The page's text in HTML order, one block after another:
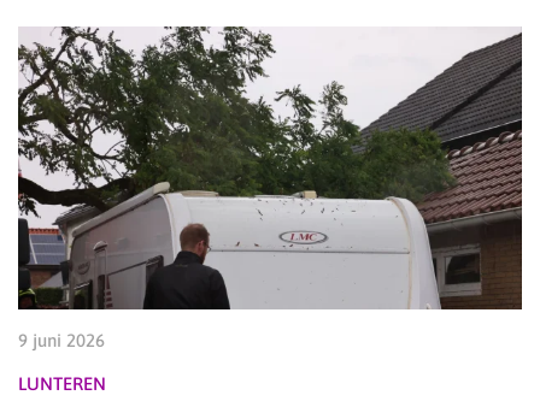
9 juni 2026
LUNTEREN